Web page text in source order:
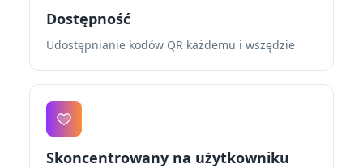
Dostępność
Udostępnianie kodów QR każdemu i wszędzie
Skoncentrowany na użytkowniku